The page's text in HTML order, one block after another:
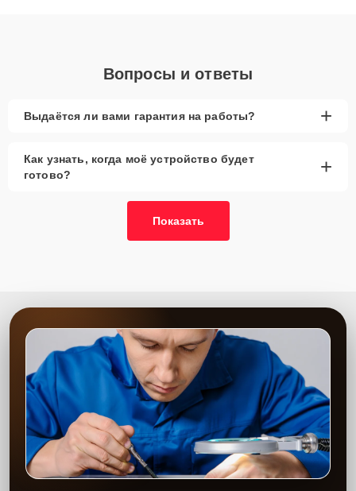
Вопросы и ответы
Выдаётся ли вами гарантия на работы? +
Как узнать, когда моё устройство будет
готово?
+
Показать